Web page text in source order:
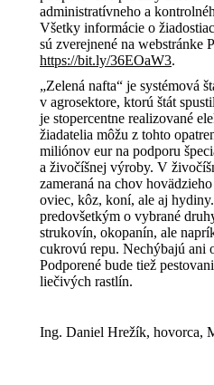
administratívneho a
Všetky informácie o
sú zverejnené na webstránke
https://bit.ly/36EOaW3.
„Zelená nafta“ je systémová
v agrosektore, ktorú štát
je stopercentne realizované
žiadatelia môžu z tohto
miliónov eur na podporu
a živočíšnej výroby. V
zameraná na chov
oviec, kôz, koní, ale aj
predovšetkým o vybrané
strukovín, okopanín, ale
cukrovú repu. Nechýbajú ani
Podporené bude tiež
liečivých rastlín.
Ing. Daniel Hrežík, hovorca,